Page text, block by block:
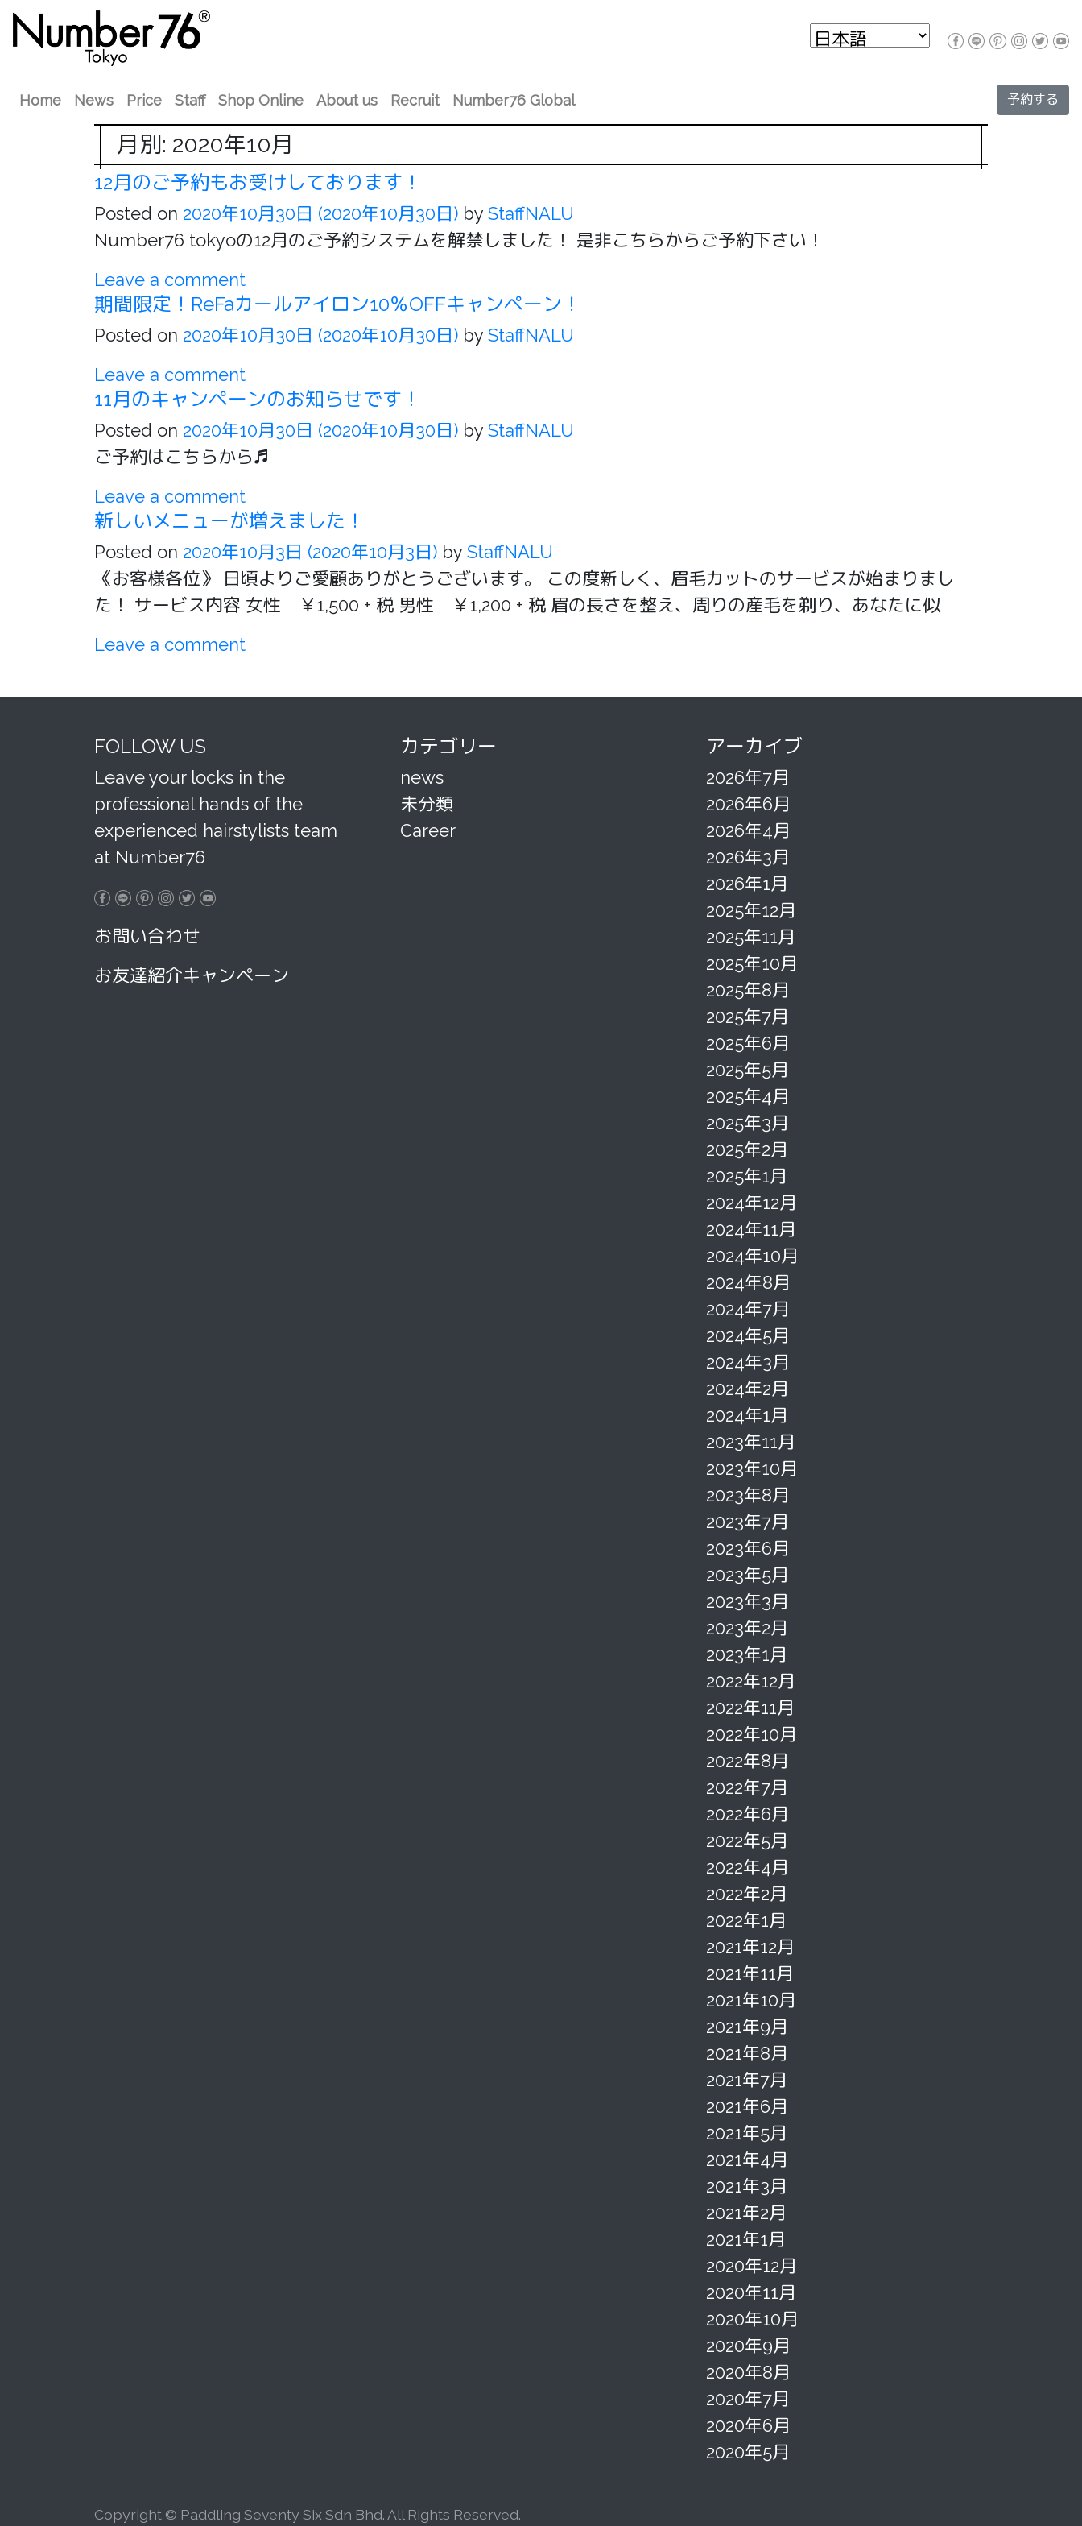
Home News Price Staff Shop Online About us Recruit Number76 Global 予約する
月別: 2020年10月
12月のご予約もお受けしております！
Posted on 2020年10月30日 (2020年10月30日) by StaffNALU
Number76 tokyoの12月のご予約システムを解禁しました！ 是非こちらからご予約下さい！
Leave a comment
期間限定！ReFaカールアイロン10％OFFキャンペーン！
Posted on 2020年10月30日 (2020年10月30日) by StaffNALU
Leave a comment
11月のキャンペーンのお知らせです！
Posted on 2020年10月30日 (2020年10月30日) by StaffNALU
ご予約はこちらから♬
Leave a comment
新しいメニューが増えました！
Posted on 2020年10月3日 (2020年10月3日) by StaffNALU
《お客様各位》 日頃よりご愛顧ありがとうございます。 この度新しく、眉毛カットのサービスが始まりまし
た！ サービス内容 女性 ￥1,500 + 税 男性 ￥1,200 + 税 眉の長さを整え、周りの産毛を剃り、あなたに似
Leave a comment
FOLLOW US
Leave your locks in the
professional hands of the
experienced hairstylists team
at Number76
お問い合わせ
お友達紹介キャンペーン
カテゴリー
news
未分類
Career
アーカイブ
2026年7月
2026年6月
2026年4月
2026年3月
2026年1月
2025年12月
2025年11月
2025年10月
2025年8月
2025年7月
2025年6月
2025年5月
2025年4月
2025年3月
2025年2月
2025年1月
2024年12月
2024年11月
2024年10月
2024年8月
2024年7月
2024年5月
2024年3月
2024年2月
2024年1月
2023年11月
2023年10月
2023年8月
2023年7月
2023年6月
2023年5月
2023年3月
2023年2月
2023年1月
2022年12月
2022年11月
2022年10月
2022年8月
2022年7月
2022年6月
2022年5月
2022年4月
2022年2月
2022年1月
2021年12月
2021年11月
2021年10月
2021年9月
2021年8月
2021年7月
2021年6月
2021年5月
2021年4月
2021年3月
2021年2月
2021年1月
2020年12月
2020年11月
2020年10月
2020年9月
2020年8月
2020年7月
2020年6月
2020年5月
Copyright © Paddling Seventy Six Sdn Bhd. All Rights Reserved.